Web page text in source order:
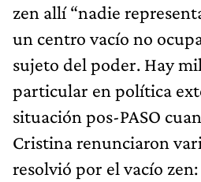
zen allí “nadie
un centro vacío no
sujeto del poder. Hay
particular en política
situación pos-PASO
Cristina renunciaron
resolvió por el vacío